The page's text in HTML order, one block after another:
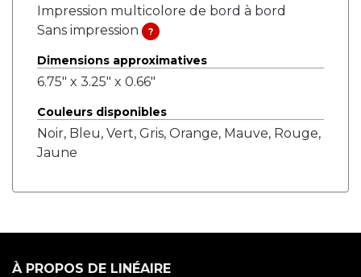
Impression multicolore de bord à bord
Sans impression
?
Dimensions approximatives
6.75" x 3.25" x 0.66"
Couleurs disponibles
Noir, Bleu, Vert, Gris, Orange, Mauve, Rouge,
Jaune
À PROPOS DE LINÉAIRE